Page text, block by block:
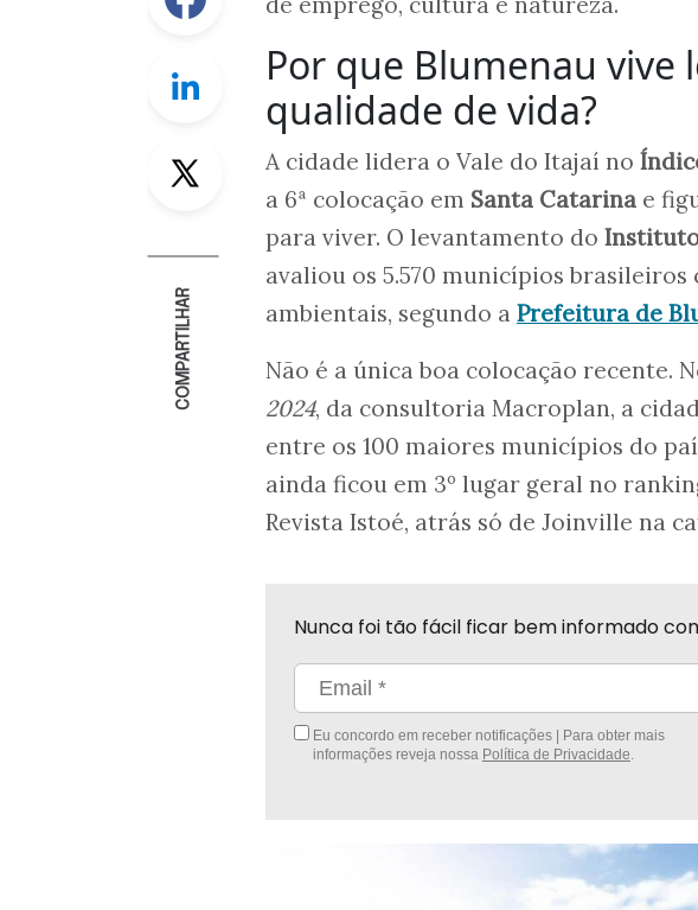
Linkedin
Twitter
COMPARTILHAR
Por que Blumenau
qualidade de vida?
A cidade lidera o Vale do Itajaí no
a 6ª colocação em Santa Catarina e
para viver. O levantamento do
avaliou os 5.570 municípios brasileiros
ambientais, segundo a Prefeitura de
Não é a única boa colocação recente.
2024, da consultoria Macroplan, a
entre os 100 maiores municípios do
ainda ficou em 3º lugar geral no
Revista Istoé, atrás só de Joinville na
Nunca foi tão fácil ficar bem informado
Eu concordo em receber notificações | Para obter mais
informações reveja nossa Política de Privacidade.